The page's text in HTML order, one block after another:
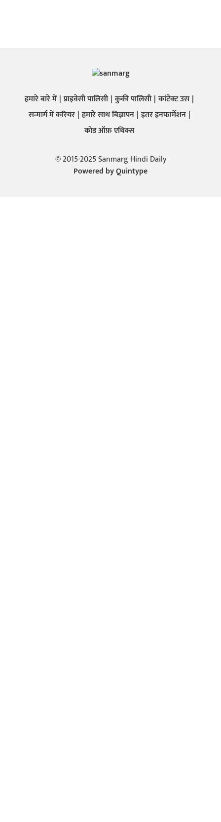
हमारे बारे में प्राइवेसी पालिसी कुकी पालिसी कांटेक्ट उस
सन्मार्ग में करियर हमारे साथ बिज्ञापन इतर इनफार्मेशन
कोड ऑफ़ एथिक्स
© 2015-2025 Sanmarg Hindi Daily
Powered byQuintype